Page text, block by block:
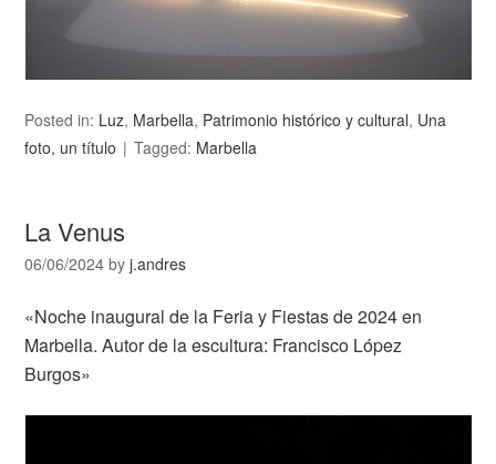
Posted in: Luz, Marbella, Patrimonio histórico y cultural, Una
foto, un título
Tagged: Marbella
La Venus
06/06/2024 byj.andres
«Noche inaugural de la Feria y Fiestas de 2024 en
Marbella. Autor de la escultura: Francisco López
Burgos»